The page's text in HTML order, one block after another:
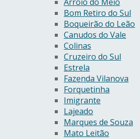
Bom Retiro do Sul
Boqueirão do Leão
Canudos do Vale
Colinas
Cruzeiro do Sul
Estrela
Fazenda Vilanova
Forquetinha
Imigrante
Lajeado
Marques de Souza
Mato Leitão